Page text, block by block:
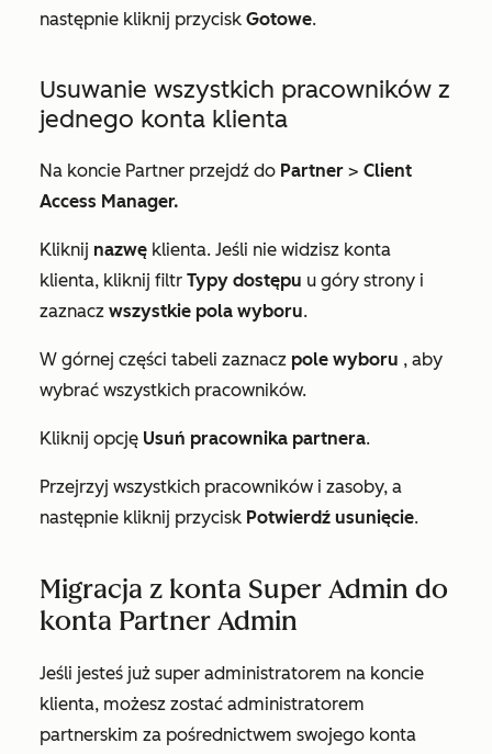
następnie kliknij przycisk Gotowe.
Usuwanie wszystkich pracowników z
jednego konta klienta
Na koncie Partner przejdź do Partner > Client
Access Manager.
Kliknij nazwę klienta. Jeśli nie widzisz konta
klienta, kliknij filtr Typy dostępu u góry strony i
zaznacz wszystkie pola wyboru.
W górnej części tabeli zaznacz pole wyboru , aby
wybrać wszystkich pracowników.
Kliknij opcję Usuń pracownika partnera.
Przejrzyj wszystkich pracowników i zasoby, a
następnie kliknij przycisk Potwierdź usunięcie.
Migracja z konta Super Admin do
konta Partner Admin
Jeśli jesteś już super administratorem na koncie
klienta, możesz zostać administratorem
partnerskim za pośrednictwem swojego konta